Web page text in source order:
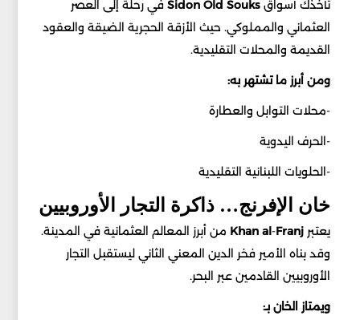
تأخذك أسواق Sidon Old Souks
في رحلة إلى العصر
العثماني والمملوكي. حيث الأزقة الحجرية الضيقة والعقود
القديمة والمحلات التقليدية.
ومن أبرز ما تشتهر به:
-محلات التوابل والعطارة
-الحرف اليدوية
-الحلويات اللبنانية التقليدية
خان الإفرنج… ذاكرة التجار الأوروبيين
Khan al- Franj
من أبرز المعالم العثمانية في المدينة.
وقد بناه الأمير فخر الدين المعني الثاني ليستقبل التجار
الأوروبيين القادمين عبر البحر.
ويمتاز الخان بـ: